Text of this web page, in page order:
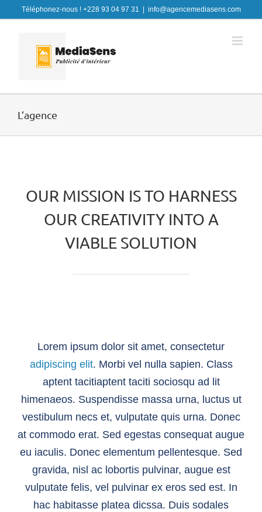
Téléphonez-nous ! +228 93 04 97 31 info@agencemediasens.com
L’agence
OUR MISSION IS TO HARNESS
OUR CREATIVITY INTO A
VIABLE SOLUTION
Lorem ipsum dolor sit amet, consectetur
adipiscing elit. Morbi vel nulla sapien. Class
aptent tacitiaptent taciti sociosqu ad lit
himenaeos. Suspendisse massa urna, luctus ut
vestibulum necs et, vulputate quis urna. Donec
at commodo erat. Sed egestas consequat augue
eu iaculis. Donec elementum pellentesque. Sed
gravida, nisl ac lobortis pulvinar, augue est
vulputate felis, vel pulvinar ex eros sed est. In
hac habitasse platea dicssa. Duis sodales